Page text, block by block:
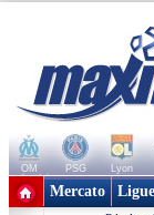
OM PSG Lyon
+ de clubs
Mercato